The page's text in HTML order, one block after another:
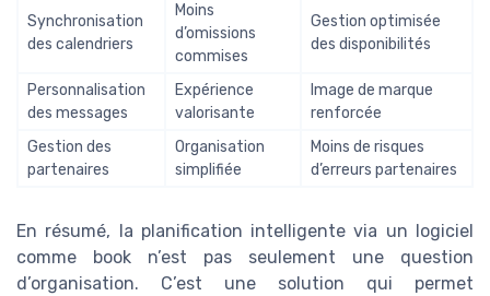
Synchronisation
des calendriers
Moins
d’omissions
commises
Gestion optimisée
des disponibilités
Personnalisation
des messages
Expérience
valorisante
Image de marque
renforcée
Gestion des
partenaires
Organisation
simplifiée
Moins de risques
d’erreurs partenaires
En résumé, la planification intelligente via un logiciel
comme book n’est pas seulement une question
d’organisation. C’est une solution qui permet